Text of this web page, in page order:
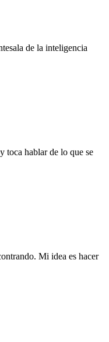
de la inteligencia
toca hablar de lo que se
Mi idea es hacer